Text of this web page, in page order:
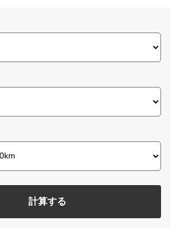
計算する